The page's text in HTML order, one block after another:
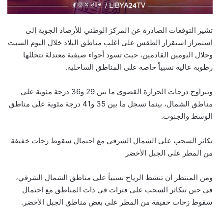
تشير التوقعات الصادرة عن المركز الوطني للأرصاد الجوية إلى
استمرار استقرار الطقس على أغلب مناطق البلاد خلال اليوم السبت
وخلال اليومين القادمين، حيث تسود أجواء صيفية معتدلة تتخللها
رطوبة عالية نسبياً خاصة على المناطق الساحلية.
وتتراوح درجات الحرارة القصوى ما بين 29 و36 درجة مئوية على
مناطق الشمال، بينما تسجل ما بين 35 و41 درجة مئوية على مناطق
الوسط والجنوب.
تكاثر السحب على الشمال الشرقي مع احتمال سقوط زخات خفيفة
من المطر على الجبل الأخضر
ومن المنتظر أن تنشط الرياح نسبياً على مناطق الشمال الشرقي،
في حين تتكاثر السحب على فترات في ذات المناطق مع احتمال
سقوط زخات خفيفة من المطر على بعض مناطق الجبل الأخضر.